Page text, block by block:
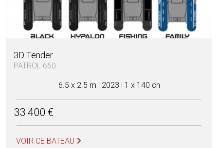
3D Tender
PATROL 650
6.5 x 2.5 m | 2023 | 1 x 140 ch
33 400 €
VOIR CE BATEAU